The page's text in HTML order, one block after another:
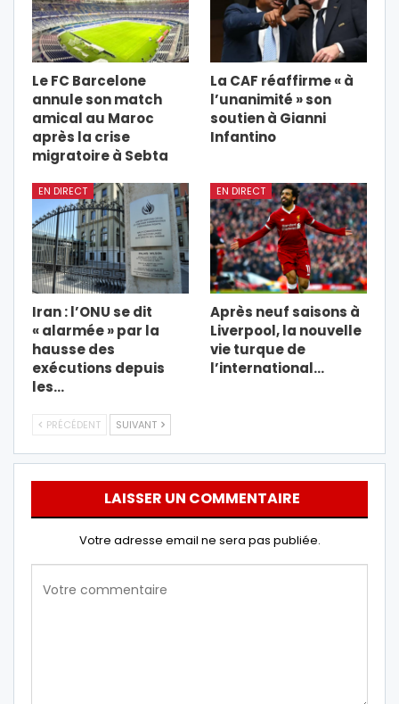
Le FC Barcelone
annule son match
amical au Maroc
après la crise
migratoire à Sebta
La CAF réaffirme « à
l’unanimité » son
soutien à Gianni
Infantino
EN DIRECT
Iran : l’ONU se dit
« alarmée » par la
hausse des
exécutions depuis
les…
EN DIRECT
Après neuf saisons à
Liverpool, la nouvelle
vie turque de
l’international…
PRÉCÉDENT SUIVANT
LAISSER UN COMMENTAIRE
Votre adresse email ne sera pas publiée.